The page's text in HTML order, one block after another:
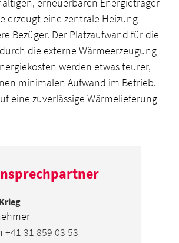
erzeugt eine zentrale Heizung
Bezüger. Der Platzaufwand für die
die externe Wärmeerzeugung
werden etwas teurer,
minimalen Aufwand im Betrieb.
eine zuverlässige Wärmelieferung
+41 31 859 03 53